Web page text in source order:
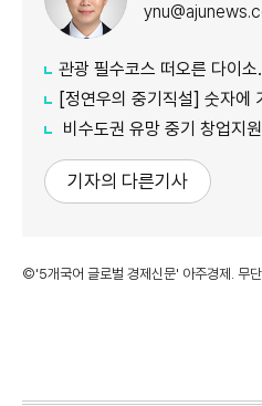
관광 필수코스 떠오른 다이소
[정연우의 중기직설] 숫자에 가려
비수도권 유망 중기 창업지원...
기자의 다른기사
©'5개국어 글로벌 경제신문' 아주경제. 무단